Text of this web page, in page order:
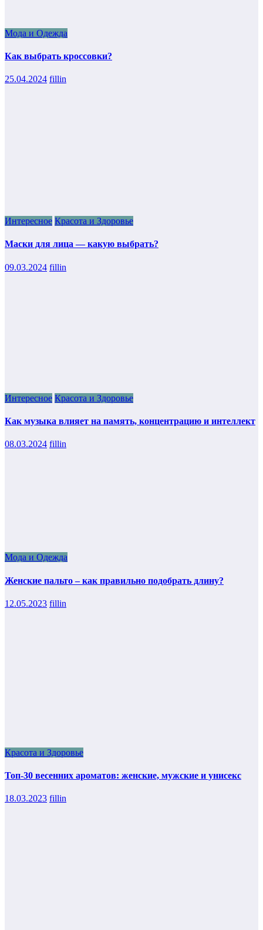
Мода и Одежда
Как выбрать кроссовки?
25.04.2024 fillin
Интересное Красота и Здоровье
Маски для лица — какую выбрать?
09.03.2024 fillin
Интересное Красота и Здоровье
Как музыка влияет на память, концентрацию и интеллект
08.03.2024 fillin
Мода и Одежда
Женские пальто – как правильно подобрать длину?
12.05.2023 fillin
Красота и Здоровье
Топ-30 весенних ароматов: женские, мужские и унисекс
18.03.2023 fillin